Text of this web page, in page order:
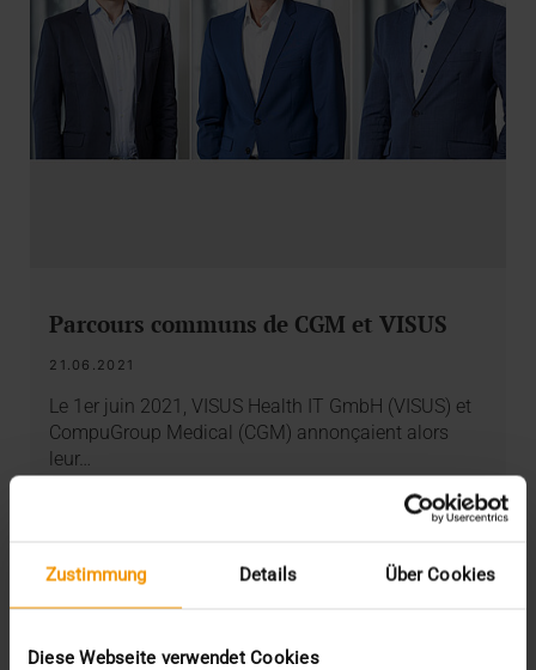
Zustimmung Details Über Cookies
Diese Webseite verwendet Cookies
Parcours communs de CGM et VISUS
21.06.2021
Le 1er juin 2021, VISUS Health IT GmbH (VISUS) et
CompuGroup Medical (CGM) annonçaient alors
leur…
EN SAVOIR PLUS